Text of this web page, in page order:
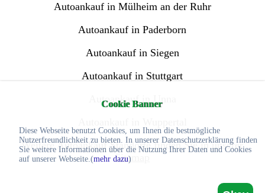
Cookie Banner
Diese Webseite benutzt Cookies, um Ihnen die bestmögliche
Nutzerfreundlichkeit zu bieten. In unserer Datenschutzerklärung finden
Sie weitere Informationen über die Nutzung Ihrer Daten und Cookies
auf unserer Webseite.(mehr dazu)
Autoankauf in Mülheim an der Ruhr
Autoankauf in Paderborn
Autoankauf in Siegen
Autoankauf in Stuttgart
Autoankauf in Unna
Weitere Autoankauf Standorte finden Sie in unserer
Sitemap